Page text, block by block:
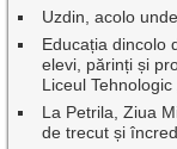
Uzdin, acolo
Educația dincolo
elevi, părinți și
Liceul Tehnologic
La Petrila, Ziua
de trecut și